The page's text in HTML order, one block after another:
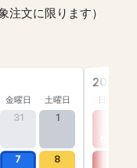
注文に限ります）
金曜日 土曜日
31 1
7 8
2026年
日曜日